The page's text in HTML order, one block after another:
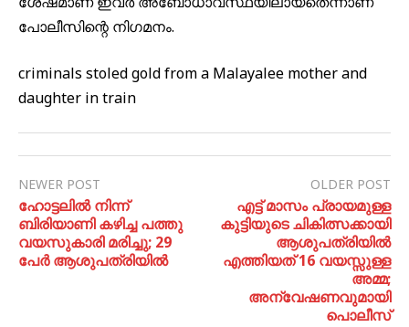
പോലീസിന്റെ നിഗമനം.
criminals stoled gold from a Malayalee mother and
daughter in train
NEWER POST
ഹോട്ടലില്‍ നിന്ന്
ബിരിയാണി കഴിച്ച പത്തു
വയസുകാരി മരിച്ചു; 29
പേര്‍ ആശുപത്രിയില്‍
OLDER POST
എട്ട് മാസം പ്രായമുള്ള
കുട്ടിയുടെ ചികിത്സക്കായി
ആശുപത്രിയില്‍
എത്തിയത് 16 വയസ്സുള്ള
അമ്മ;
അന്വേഷണവുമായി
പൊലീസ്